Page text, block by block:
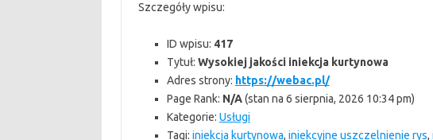
Szczegóły wpisu:
ID wpisu: 417
Tytuł: Wysokiej jakości iniekcja kurtynowa
Adres strony: https://webac.pl/
Page Rank: N/A(stan na 6 sierpnia, 2026 10:34 pm)
Kategorie: Usługi
Tagi: iniekcja kurtynowa, iniekcyjne uszczelnienie rys,